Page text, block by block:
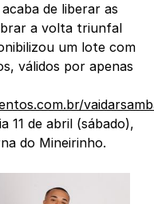
de liberar as
a volta triunfal
um lote com
válidos por apenas
11 de abril (sábado),
do Mineirinho.